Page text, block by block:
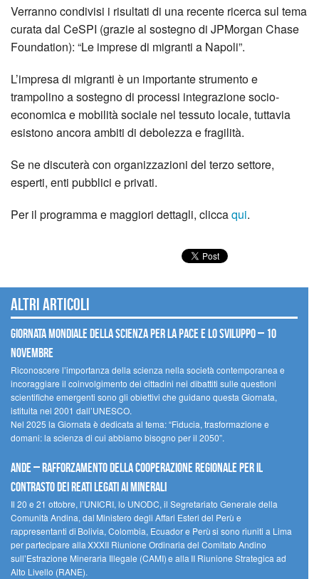
Verranno condivisi i risultati di una recente ricerca sul tema
curata dal CeSPI (grazie al sostegno di JPMorgan Chase
Foundation): “Le imprese di migranti a Napoli”.
L’impresa di migranti è un importante strumento e
trampolino a sostegno di processi integrazione socio-
economica e mobilità sociale nel tessuto locale, tuttavia
esistono ancora ambiti di debolezza e fragilità.
Se ne discuterà con organizzazioni del terzo settore,
esperti, enti pubblici e privati.
Per il programma e maggiori dettagli, cliccaqui.
Altri articoli
Giornata mondiale della scienza per la pace e lo sviluppo – 10
novembre
Riconoscere l’importanza della scienza nella società contemporanea e
incoraggiare il coinvolgimento dei cittadini nei dibattiti sulle questioni
scientifiche emergenti sono gli obiettivi che guidano questa Giornata,
istituita nel 2001 dall’UNESCO.
Nel 2025 la Giornata è dedicata al tema: “Fiducia, trasformazione e
domani: la scienza di cui abbiamo bisogno per il 2050”.
Ande – Rafforzamento della cooperazione regionale per il
contrasto dei reati legati ai minerali
Il 20 e 21 ottobre, l’UNICRI, lo UNODC, il Segretariato Generale della
Comunità Andina, dal Ministero degli Affari Esteri del Perù e
rappresentanti di Bolivia, Colombia, Ecuador e Perù si sono riuniti a Lima
per partecipare alla XXXII Riunione Ordinaria del Comitato Andino
sull’Estrazione Mineraria Illegale (CAMI) e alla II Riunione Strategica ad
Alto Livello (RANE).